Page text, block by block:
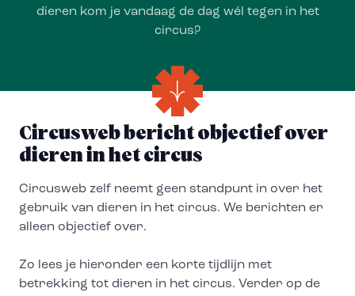
dieren kom je vandaag de dag wél tegen in het
circus?
Circusweb bericht objectief over
dieren in het circus
Circusweb zelf neemt geen standpunt in over het
gebruik van dieren in het circus. We berichten er
alleen objectief over.
Zo lees je hieronder een korte tijdlijn met
betrekking tot dieren in het circus. Verder op de